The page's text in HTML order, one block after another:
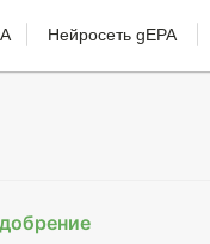
Нейросеть gEPA